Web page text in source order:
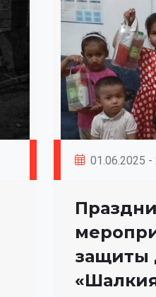
01.06.2025 -
защиты